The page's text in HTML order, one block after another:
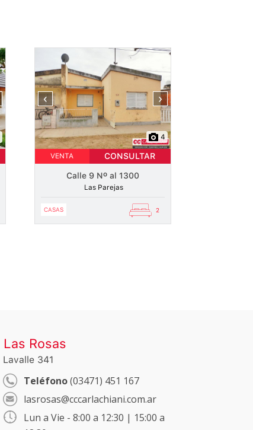
‹ ›
4
VENTA CONSULTAR
Calle 9 Nº al 1300
Las Parejas
CASAS 2
Las Rosas
Lavalle 341
Teléfono(03471) 451 167
lasrosas@cccarlachiani.com.ar
Lun a Vie - 8:00 a 12:30 | 15:00 a